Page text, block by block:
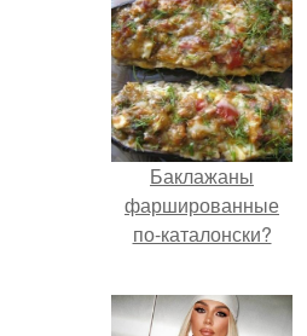
Баклажаны
фаршированные
по-каталонски?